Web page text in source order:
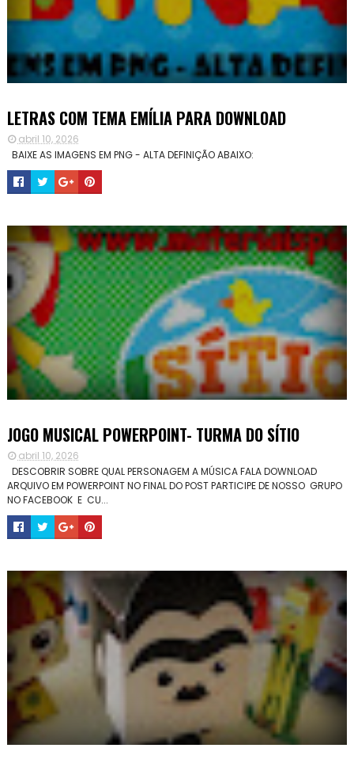
LETRAS COM TEMA EMÍLIA PARA DOWNLOAD
abril 10, 2026
BAIXE AS IMAGENS EM PNG - ALTA DEFINIÇÃO ABAIXO:
JOGO MUSICAL POWERPOINT- TURMA DO SÍTIO
abril 10, 2026
DESCOBRIR SOBRE QUAL PERSONAGEM A MÚSICA FALA DOWNLOAD
ARQUIVO EM POWERPOINT NO FINAL DO POST PARTICIPE DE NOSSO GRUPO
NO FACEBOOK E CU...